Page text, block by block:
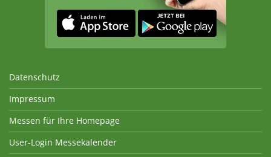
Datenschutz
Impressum
Messen für Ihre Homepage
User-Login Messekalender